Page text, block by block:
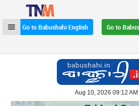
Go to Babushahi English
Go to
Aug 10, 2026 09:12 AM